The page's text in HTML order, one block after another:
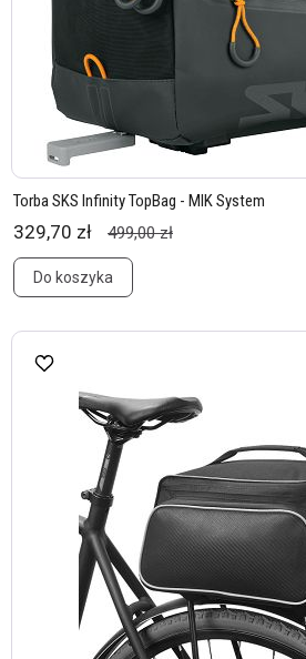
Torba SKS Infinity TopBag - MIK System
329,70 zł 499,00 zł
Do koszyka